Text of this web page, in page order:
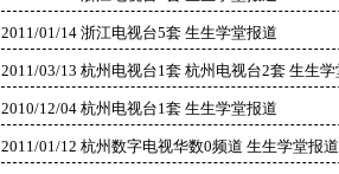
2011/01/14 浙江电视台5套 生生学堂报道
2011/03/13 杭州电视台1套 杭州电视台2套 生生
2010/12/04 杭州电视台1套 生生学堂报道
2011/01/12 杭州数字电视华数0频道 生生学堂报道